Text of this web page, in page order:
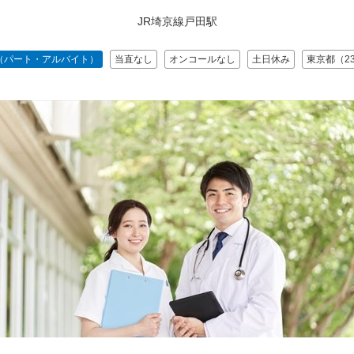
JR埼京線戸田駅
ート・アルバイト） 当直なし オンコールなし 土日休み 東京都（